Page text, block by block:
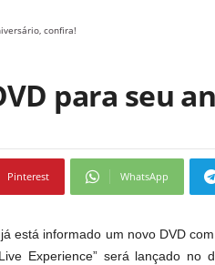
confira!
para seu
Pinterest WhatsApp
está informado um novo DVD
Experience” será lançado no